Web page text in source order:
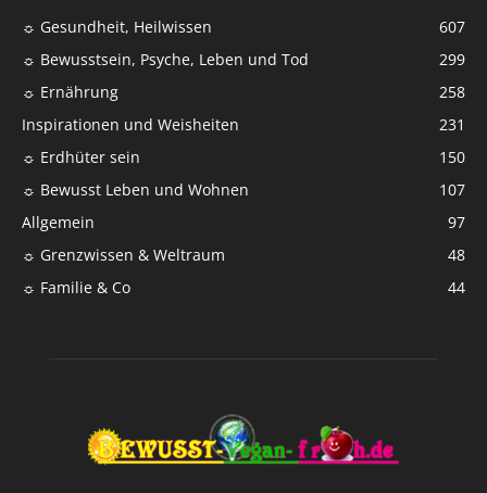
☼ Gesundheit, Heilwissen
607
☼ Bewusstsein, Psyche, Leben und Tod
299
☼ Ernährung
258
Inspirationen und Weisheiten
231
☼ Erdhüter sein
150
☼ Bewusst Leben und Wohnen
107
Allgemein
97
☼ Grenzwissen & Weltraum
48
☼ Familie & Co
44